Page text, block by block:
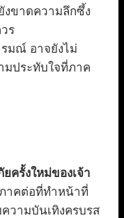
ขาดความลึกซึ้ง
ร
มณ์ อาจยังไม่
มประทับใจที่ภาค
ครั้งใหม่ของเจ้า
าคต่อที่ทำหน้าที่
วามบันเทิงครบรส